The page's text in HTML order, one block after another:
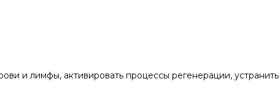
и лимфы, активировать процессы регенерации,